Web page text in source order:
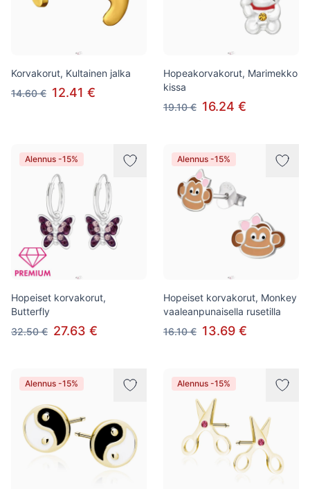
Korvakorut, Kultainen jalka
14.60 € 12.41 €
Hopeakorvakorut, Marimekko
kissa
19.10 € 16.24 €
Alennus -15%
Hopeiset korvakorut,
Butterfly
32.50 € 27.63 €
Alennus -15%
Hopeiset korvakorut, Monkey
vaaleanpunaisella rusetilla
16.10 € 13.69 €
Alennus -15% Alennus -15%